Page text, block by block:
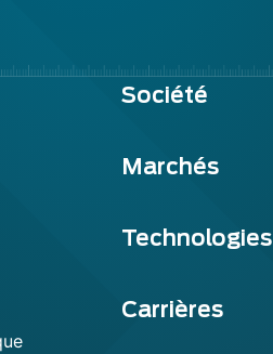
Société
Marchés
Technologies
Carrières